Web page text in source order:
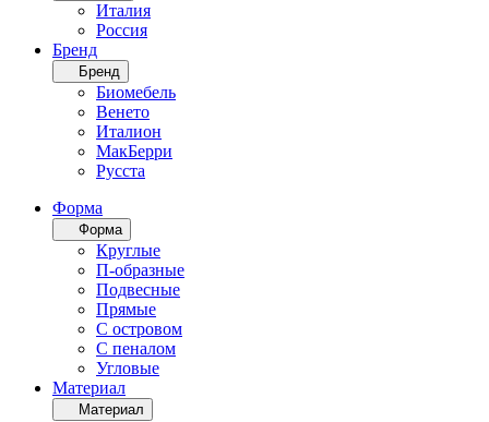
Италия
Россия
Бренд
Бренд
Биомебель
Венето
Италион
МакБерри
Русста
Форма
Форма
Круглые
П-образные
Подвесные
Прямые
С островом
С пеналом
Угловые
Материал
Материал